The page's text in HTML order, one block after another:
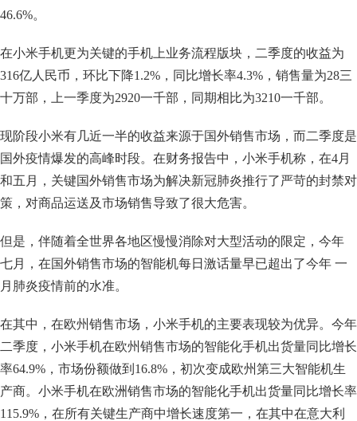
46.6%。
在小米手机更为关键的手机上业务流程版块，二季度的收益为
316亿人民币，环比下降1.2%，同比增长率4.3%，销售量为28三
十万部，上一季度为2920一千部，同期相比为3210一千部。
现阶段小米有几近一半的收益来源于国外销售市场，而二季度是
国外疫情爆发的高峰时段。在财务报告中，小米手机称，在4月
和五月，关键国外销售市场为解决新冠肺炎推行了严苛的封禁对
策，对商品运送及市场销售导致了很大危害。
但是，伴随着全世界各地区慢慢消除对大型活动的限定，今年
七月，在国外销售市场的智能机每日激话量早已超出了今年 一
月肺炎疫情前的水准。
在其中，在欧州销售市场，小米手机的主要表现较为优异。今年
二季度，小米手机在欧州销售市场的智能化手机出货量同比增长
率64.9%，市场份额做到16.8%，初次变成欧州第三大智能机生
产商。小米手机在欧洲销售市场的智能化手机出货量同比增长率
115.9%，在所有关键生产商中增长速度第一，在其中在意大利